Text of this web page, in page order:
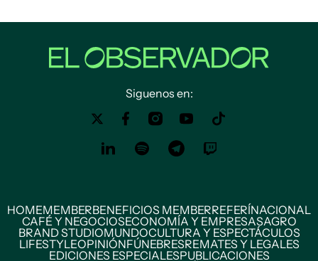
Siguenos en:
HOMEMEMBERBENEFICIOS MEMBERREFERÍNACIONAL
CAFÉ Y NEGOCIOSECONOMÍA Y EMPRESASAGRO
BRAND STUDIOMUNDOCULTURA Y ESPECTÁCULOS
LIFESTYLEOPINIÓNFÚNEBRESREMATES Y LEGALES
EDICIONES ESPECIALESPUBLICACIONES